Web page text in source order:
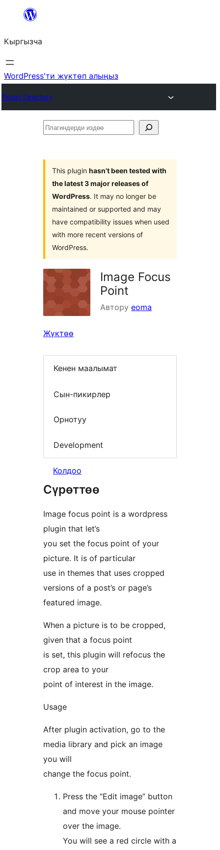
Мазмунга
Кыргызча
WordPress'ти жүктөп алыңыз
Plugin Directory
Плагиндерди
This plugin hasn’t been tested with
the latest 3 major releases of
WordPress. It may no longer be
maintained or supported and may
have compatibility issues when used
with more recent versions of
WordPress.
Image Focus
Point
Автору eoma
Жүктөө
Кенен маалымат
Сын-пикирлер
Орнотуу
Development
Колдоо
Сүрөттөө
Image focus point is a wordpress
plugin that let’s
you set the focus point of your
picture. It is of particular
use in themes that uses cropped
versions of a post’s or page’s
featured image.
When a picture is to be cropped,
given that a focus point
is set, this plugin will refocus the
crop area to your
point of interest in the image.
Usage
After plugin activation, go to the
media library and pick an image
you will
change the focus point.
Press the “Edit image” button
and move your mouse pointer
over the image.
You will see a red circle with a